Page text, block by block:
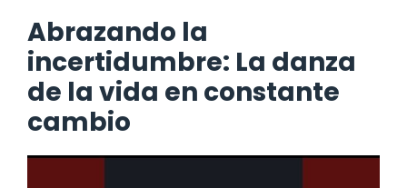
Abrazando la
incertidumbre: La danza
de la vida en constante
cambio